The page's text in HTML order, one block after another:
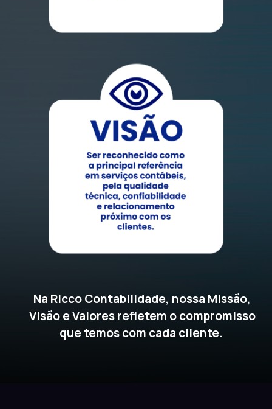
Na Ricco Contabilidade, nossa Missão,
Visão e Valores refletem o compromisso
que temos com cada cliente.